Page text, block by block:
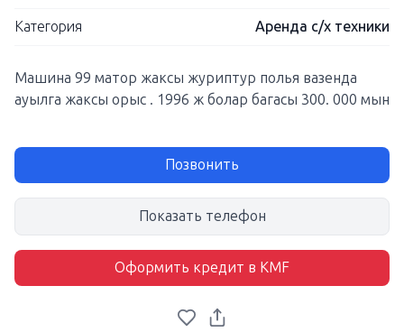
Категория Аренда с/х техники
Машина 99 матор жаксы журиптур полья вазенда
ауылга жаксы орыс . 1996 ж болар багасы 300. 000 мын
Позвонить
Показать телефон
Оформить кредит в KMF